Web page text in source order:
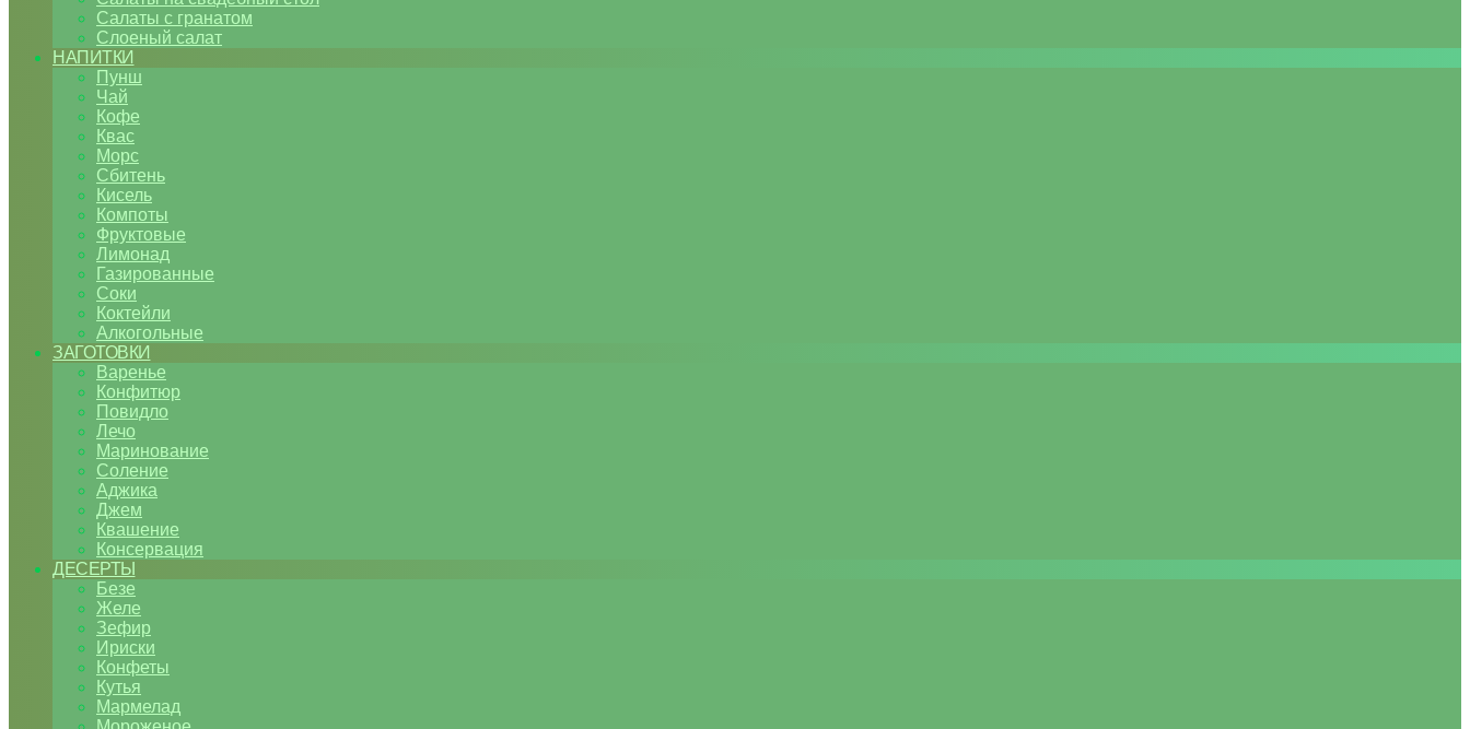
Салаты с гранатом
Слоеный салат
НАПИТКИ
Пунш
Чай
Кофе
Квас
Морс
Сбитень
Кисель
Компоты
Фруктовые
Лимонад
Газированные
Соки
Коктейли
Алкогольные
ЗАГОТОВКИ
Варенье
Конфитюр
Повидло
Лечо
Маринование
Соление
Аджика
Джем
Квашение
Консервация
ДЕСЕРТЫ
Безе
Желе
Зефир
Ириски
Конфеты
Кутья
Мармелад